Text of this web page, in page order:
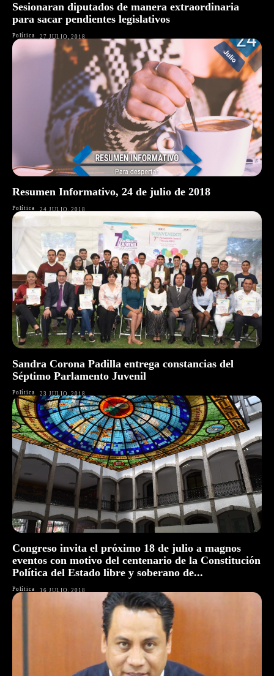
Sesionaran diputados de manera extraordinaria
para sacar pendientes legislativos
Política 27 JULIO, 2018
Resumen Informativo, 24 de julio de 2018
Política 24 JULIO, 2018
Sandra Corona Padilla entrega constancias del
Séptimo Parlamento Juvenil
Política 23 JULIO, 2018
Congreso invita el próximo 18 de julio a magnos
eventos con motivo del centenario de la Constitución
Política del Estado libre y soberano de...
Política 16 JULIO, 2018